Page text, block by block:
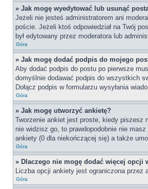
» Jak mogę wyedytować lub usunąć
Jeżeli nie jesteś administratorem ani
poście. Jeżeli ktoś odpowiedział na Twój
był edytowany przez moderatora lub
Góra
» Jak mogę dodać podpis do mojego
Aby dodać podpis do postu po pierwsze
domyślnie dodawać podpis do wszystkich
Dołącz podpis w formularzu wysyłania
Góra
» Jak mogę utworzyć ankietę?
Tworzenie ankiet jest proste, kiedy piszesz
nie widzisz go, to prawdopodobnie nie
ankiety (0 dla niekończącej się) a także
Góra
» Dlaczego nie mogę dodać więcej opcji
Liczba opcji ankiety jest ograniczona przez
Góra